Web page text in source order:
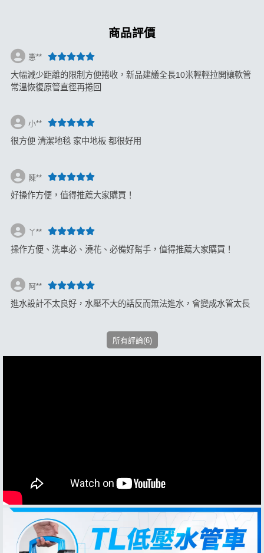
商品評價
憲**
大幅減少距離的限制方便捲收，新品建議全長10米輕輕拉開讓軟管
常溫恢復原管直徑再捲回
小**
很方便 清潔地毯 家中地板 都很好用
陳**
好操作方便，值得推薦大家購買！
丫**
操作方便、洗車必、澆花、必備好幫手，值得推薦大家購買！
阿**
進水設計不太良好，水壓不大的話反而無法進水，會變成水管太長
所有評論(6)